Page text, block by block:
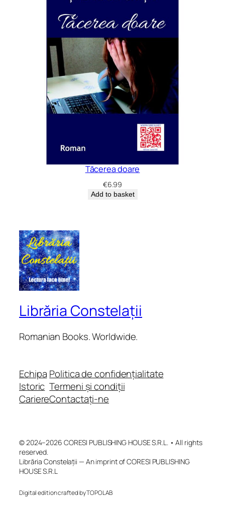
Tăcerea doare
€6.99
Add to basket
Librăria Constelații
Romanian Books. Worldwide.
Echipa
Istoric
Cariere
Politica de confidențialitate
Termeni și condiții
Contactați-ne
© 2024–2026 CORESI PUBLISHING HOUSE S.R.L. • All rights
reserved.
Librăria Constelații — An imprint of CORESI PUBLISHING
HOUSE S.R.L
Digital edition crafted by TOPOLAB